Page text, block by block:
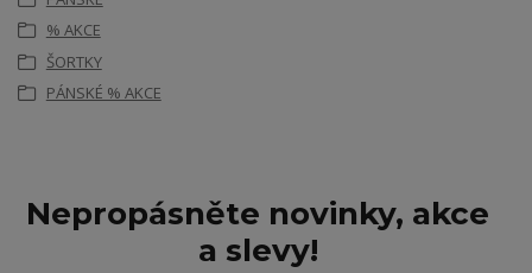
% AKCE
ŠORTKY
PÁNSKÉ % AKCE
Nepropásněte novinky, akce
a slevy!